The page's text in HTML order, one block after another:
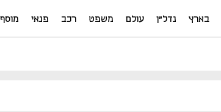
בארץ נדל"ן עולם משפט רכב פנאי מוסף